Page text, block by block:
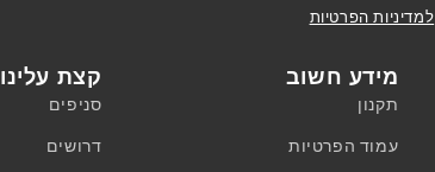
למדיניות הפרטיות
מידע חשוב
תקנון
עמוד הפרטיות
קצת עלינו
סניפים
דרושים